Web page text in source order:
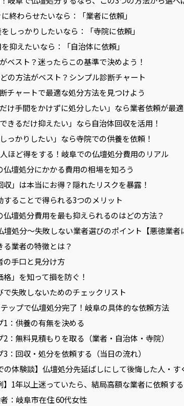
終わらせたいなら：「業者に依頼」
しっかりしたいなら：「寺院に依頼」
抑えたいなら：「自治体に依頼」
ベスト？迷ったらこの基準で決めよう！
の方法がベスト？シンプル診断チャート
チャートで最適な処分方法を見つけよう
け手間をかけずに処分したい」なら業者依頼が最適
きるだけ抑えたい」なら自治体回収を活用！
っかりしたい」なら寺院での供養を依頼！
ほど得をする！岐阜での仏壇処分費用のリアル
仏壇処分にかかる費用の相場を知ろう
収」は本当にお得？隠れたリスクを暴露！
することで得られる3つのメリット
仏壇処分費用を最も抑えられるのはどの方法？
壇処分～失敗しない業者選びのポイント【悪徳業者
る業者の特徴とは？
の手口と見分け方
格」を知って損を防ぐ！
で失敗しないためのチェックリスト
ップで仏壇処分完了！岐阜の具体的な依頼方法
1：供養の有無を決める
2：無料見積もりを取る（業者・自治体・寺院）
3：回収・処分を依頼する（当日の流れ）
の体験談】仏壇処分先延ばしにして後悔した人・す
】1年以上迷っていたら、結局高額な業者に依頼す
：岐阜市在住 60代女性